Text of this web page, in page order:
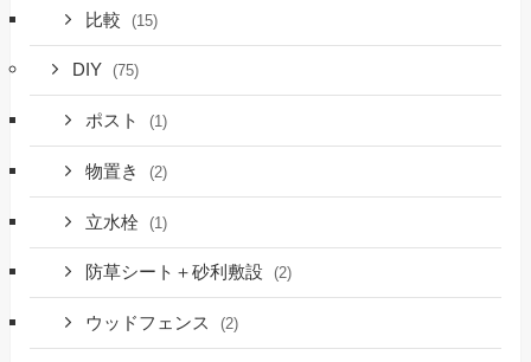
比較 (15)
DIY (75)
ポスト (1)
物置き (2)
立水栓 (1)
防草シート＋砂利敷設 (2)
ウッドフェンス (2)